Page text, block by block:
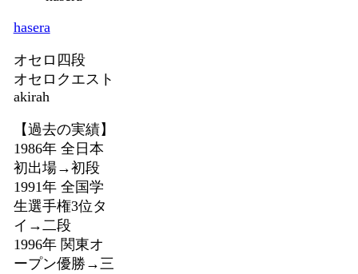
hasera
オセロ四段
オセロクエスト
akirah
【過去の実績】
1986年 全日本
初出場→初段
1991年 全国学
生選手権3位タ
イ→二段
1996年 関東オ
ープン優勝→三